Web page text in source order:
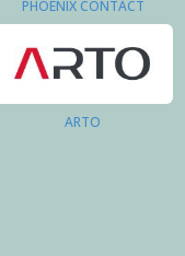
PHOENIX CONTACT
ARTO